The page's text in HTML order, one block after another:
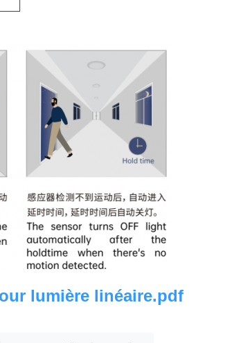
lumière linéaire.pdf